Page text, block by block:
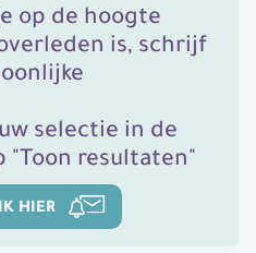
op de hoogte
is, schrijf
selectie in de
"Toon resultaten"
HIER